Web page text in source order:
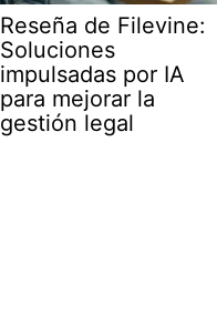
Reseña de Filevine:
Soluciones
impulsadas por IA
para mejorar la
gestión legal